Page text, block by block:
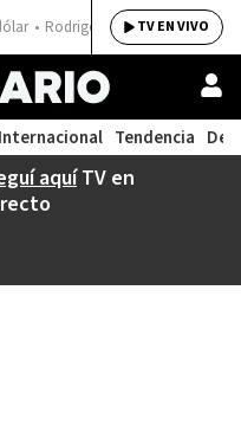
Rodrigo ChavesTV EN VIVO
Internacional Tendencia
aquíTV en